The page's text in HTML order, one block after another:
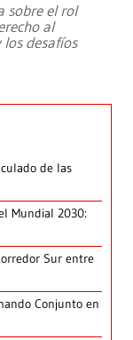
sobre el rol
al
desafíos
de las
Mundial 2030:
Sur entre
Conjunto en